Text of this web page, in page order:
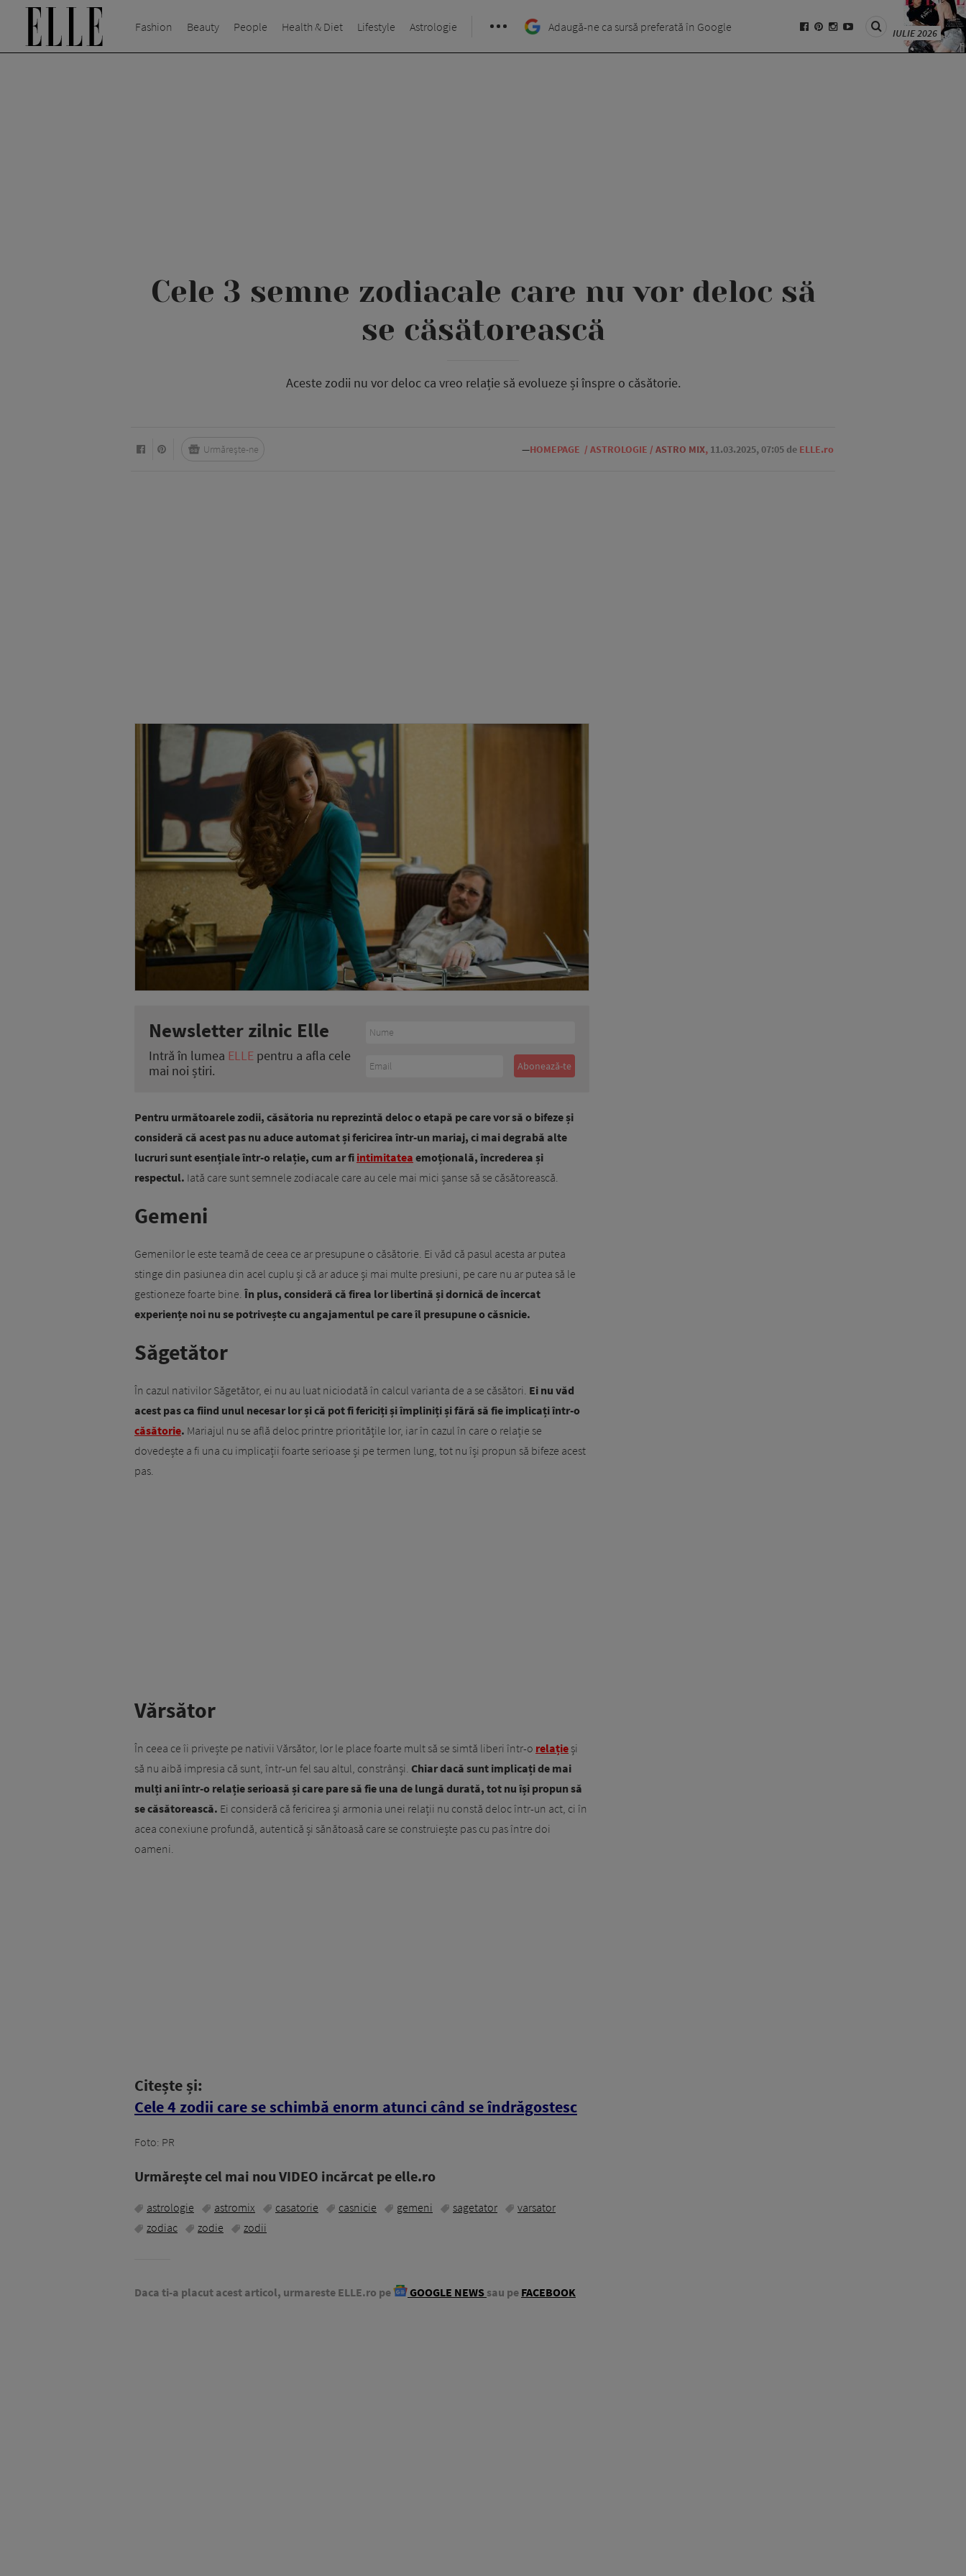
Fashion Beauty People Health & Diet Lifestyle Astrologie Adaugă-ne ca sursă preferată în Google IULIE 2026
Cele 3 semne zodiacale care nu vor deloc să
se căsătorească
Aceste zodii nu vor deloc ca vreo relație să evolueze și înspre o căsătorie.
—HOMEPAGE / ASTROLOGIE / ASTRO MIX, 11.03.2025, 07:05 de ELLE.ro
Urmărește-ne
Newsletter zilnic Elle
Intră în lumea ELLE pentru a afla cele
mai noi știri.
Pentru următoarele zodii, căsătoria nu reprezintă deloc o etapă pe care vor să o bifeze și
consideră că acest pas nu aduce automat și fericirea într-un mariaj, ci mai degrabă alte
lucruri sunt esențiale într-o relație, cum ar fi intimitatea emoțională, încrederea și
respectul. Iată care sunt semnele zodiacale care au cele mai mici șanse să se căsătorească.
Gemeni
Gemenilor le este teamă de ceea ce ar presupune o căsătorie. Ei văd că pasul acesta ar putea
stinge din pasiunea din acel cuplu și că ar aduce și mai multe presiuni, pe care nu ar putea să le
gestioneze foarte bine. În plus, consideră că firea lor libertină și dornică de încercat
experiențe noi nu se potrivește cu angajamentul pe care îl presupune o căsnicie.
Săgetător
În cazul nativilor Săgetător, ei nu au luat niciodată în calcul varianta de a se căsători. Ei nu văd
acest pas ca fiind unul necesar lor și că pot fi fericiți și împliniți și fără să fie implicați într-o
căsătorie. Mariajul nu se află deloc printre prioritățile lor, iar în cazul în care o relație se
dovedește a fi una cu implicații foarte serioase și pe termen lung, tot nu își propun să bifeze acest
pas.
Vărsător
În ceea ce îi privește pe nativii Vărsător, lor le place foarte mult să se simtă liberi într-o relațieși
să nu aibă impresia că sunt, într-un fel sau altul, constrânși. Chiar dacă sunt implicați de mai
mulți ani într-o relație serioasă și care pare să fie una de lungă durată, tot nu își propun să
se căsătorească. Ei consideră că fericirea și armonia unei relații nu constă deloc într-un act, ci în
acea conexiune profundă, autentică și sănătoasă care se construiește pas cu pas între doi
oameni.
Citește și:
Cele 4 zodii care se schimbă enorm atunci când se îndrăgostesc
Foto: PR
Urmăreşte cel mai nou VIDEO incărcat pe elle.ro
astrologie astromix casatorie casnicie gemeni sagetator
varsator
zodiac
zodie zodii
Daca ti-a placut acest articol, urmareste ELLE.ro pe GOOGLE NEWS sau pe FACEBOOK